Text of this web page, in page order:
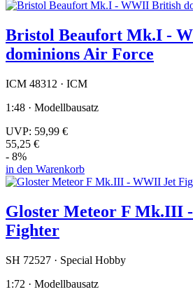
Bristol Beaufort Mk.I -
dominions Air Force
ICM 48312 · ICM
1:48 · Modellbausatz
UVP: 59,99 €
55,25 €
- 8%
in den Warenkorb
Gloster Meteor F Mk.III
Fighter
SH 72527 · Special Hobby
1:72 · Modellbausatz